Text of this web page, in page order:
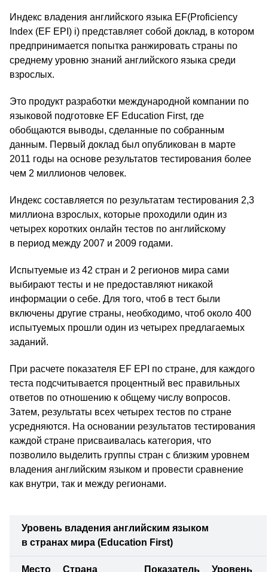
Индекс владения английского языка EF(Proficiency
Index (EF EPI) i) представляет собой доклад, в котором
предпринимается попытка ранжировать страны по
среднему уровню знаний английского языка среди
взрослых.
Это продукт разработки международной компании по
языковой подготовке EF Education First, где
обобщаются выводы, сделанные по собранным
данным. Первый доклад был опубликован в марте
2011 годы на основе результатов тестирования более
чем 2 миллионов человек.
Индекс составляется по результатам тестирования 2,3
миллиона взрослых, которые проходили один из
четырех коротких онлайн тестов по английскому
в период между 2007 и 2009 годами.
Испытуемые из 42 стран и 2 регионов мира сами
выбирают тесты и не предоставляют никакой
информации о себе. Для того, чтоб в тест были
включены другие страны, необходимо, чтоб около 400
испытуемых прошли один из четырех предлагаемых
заданий.
При расчете показателя EF EPI по стране, для каждого
теста подсчитывается процентный вес правильных
ответов по отношению к общему числу вопросов.
Затем, результаты всех четырех тестов по стране
усредняются. На основании результатов тестирования
каждой стране присваивалась категория, что
позволило выделить группы стран с близким уровнем
владения английским языком и провести сравнение
как внутри, так и между регионами.
Уровень владения английским языком
в странах мира (Education First)
Место Страна Показатель Уровень